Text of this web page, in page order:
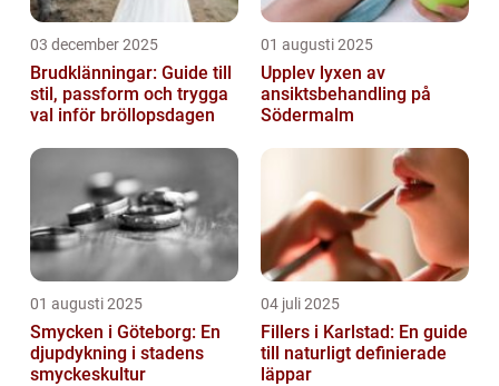
03 december 2025
Brudklänningar: Guide till
stil, passform och trygga
val inför bröllopsdagen
01 augusti 2025
Upplev lyxen av
ansiktsbehandling på
Södermalm
01 augusti 2025
Smycken i Göteborg: En
djupdykning i stadens
smyckeskultur
04 juli 2025
Fillers i Karlstad: En guide
till naturligt definierade
läppar